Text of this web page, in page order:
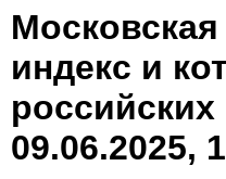
индекс и
09.06.2025,